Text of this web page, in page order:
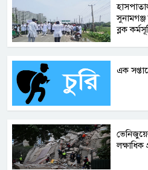
ব্লক
এক
লক্ষাধিক